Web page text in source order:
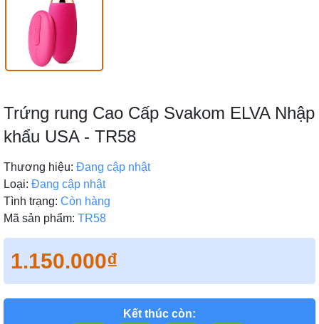
Trứng rung Cao Cấp Svakom ELVA Nhập
khẩu USA - TR58
Thương hiệu: Đang cập nhật
Loại: Đang cập nhật
Tình trạng: Còn hàng
Mã sản phẩm: TR58
1.150.000₫
Kết thúc còn: